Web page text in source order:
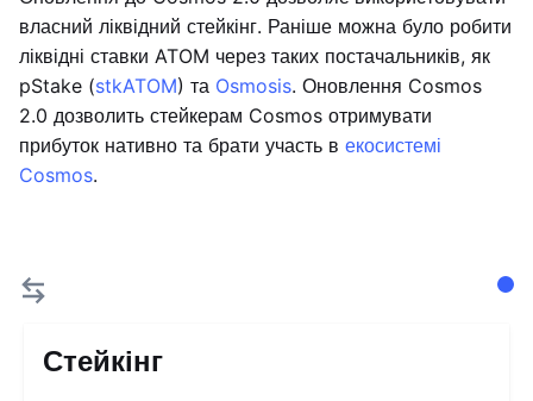
власний ліквідний стейкінг. Раніше можна було робити
ліквідні ставки ATOM через таких постачальників, як
pStake (stkATOM) та Osmosis. Оновлення Cosmos
2.0 дозволить стейкерам Cosmos отримувати
прибуток нативно та брати участь в екосистемі
Cosmos.
Стейкінг